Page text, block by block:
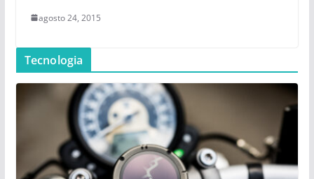
agosto 24, 2015
Tecnologia